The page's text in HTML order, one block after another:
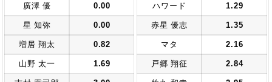
廣澤 優 0.00
星 知弥 0.00
増居 翔太 0.82
山野 太一 1.69
ハワード 1.29
赤星 優志 1.35
マタ 2.16
戸郷 翔征 2.84